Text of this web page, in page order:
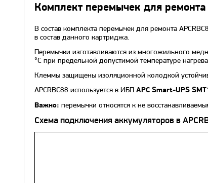
Комплект перемычек для ремонта
В состав комплекта перемычек для ремонта
в состав данного картриджа.
Перемычки изготавливаются из многожильного
°С при предельной допустимой температуре
Клеммы защищены изоляционной колодкой
APCRBC88 используется в ИБП APC Smart-UPS
Важно: перемычки относятся к не
Схема подключения аккумуляторов в